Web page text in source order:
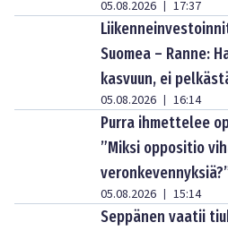
05.08.2026 | 17:37
Suomea – Ranne:
kasvuun, ei
05.08.2026 | 16:14
Purra ihmettelee
”Miksi oppositio
05.08.2026 | 15:14
Seppänen vaatii